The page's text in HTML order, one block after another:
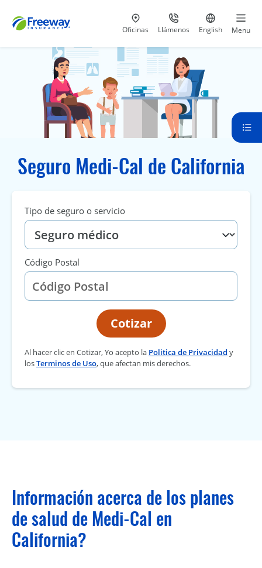
Visita nuestras
Oficinas Llámenos
al 800-441-5533
Ir al sitio
English Menu
Seguro Medi-Cal de California
Tipo de seguro o servicio
Código Postal
Cotizar
Al hacer clic en Cotizar, Yo acepto la Politica de Privacidad y
losTerminos de Uso, que afectan mis derechos.
Información acerca de los planes
de salud de Medi-Cal en
California?